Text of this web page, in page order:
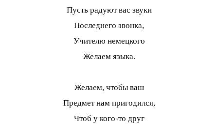
Пусть радуют вас звуки
Последнего звонка,
Учителю немецкого
Желаем языка.
Желаем, чтобы ваш
Предмет нам пригодился,
Чтоб у кого-то друг